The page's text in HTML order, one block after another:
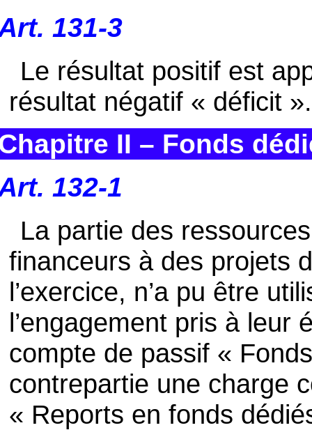
131-3
Le résultat positif est
résultat négatif « déficit ».
II – Fonds
132-1
La partie des
financeurs à des projets
l’exercice, n’a pu être
l’engagement pris à leur
compte de passif «
contrepartie une charge
« Reports en fonds